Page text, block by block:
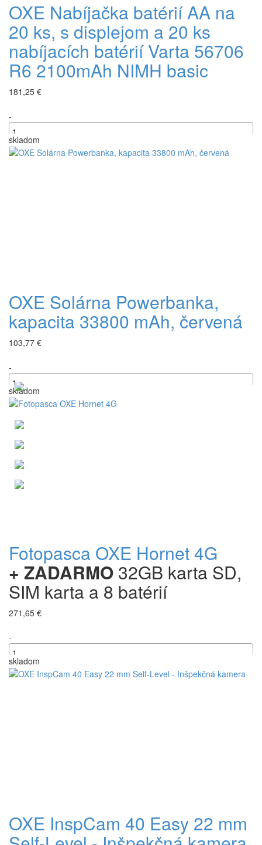
OXE Nabíjačka batérií AA na
20 ks, s displejom a 20 ks
nabíjacích batérií Varta 56706
R6 2100mAh NIMH basic
181,25 €
-
+
skladom
OXE Solárna Powerbanka,
kapacita 33800 mAh, červená
103,77 €
-
+
skladom
Fotopasca OXE Hornet 4G
+ ZADARMO 32GB karta SD,
SIM karta a 8 batérií
271,65 €
-
+
skladom
OXE InspCam 40 Easy 22 mm